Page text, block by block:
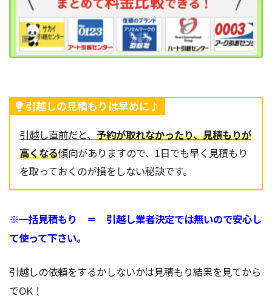
引越しの見積もりは早めに♪
引越し直前だと、 予約が取れなかったり、見積もりが
高くなる傾向がありますので、1日でも早く見積もり
を取っておくのが損をしない秘訣です。
※一括見積もり ＝ 引越し業者決定では無いので安心し
て使って下さい。
引越しの依頼をするかしないかは見積もり結果を見てから
でOK！